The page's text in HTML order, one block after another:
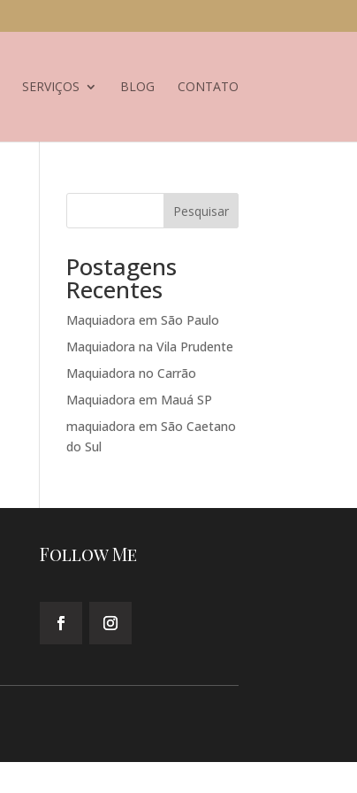
SERVIÇOS BLOG CONTATO
Pesquisar
Postagens
Recentes
Maquiadora em São Paulo
Maquiadora na Vila Prudente
Maquiadora no Carrão
Maquiadora em Mauá SP
maquiadora em São Caetano
do Sul
Follow Me